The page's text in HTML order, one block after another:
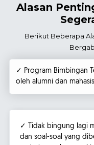
Alasan
Berikut Beberapa
✓ Program Bimbingan
oleh alumni dan
✓ Tidak bingung lagi
dan soal-soal yang